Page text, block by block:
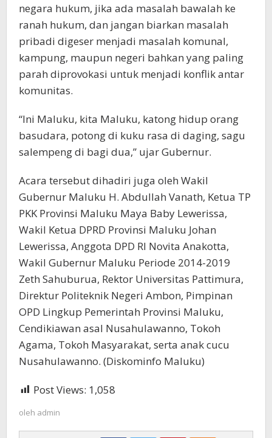
negara hukum, jika ada masalah bawalah ke
ranah hukum, dan jangan biarkan masalah
pribadi digeser menjadi masalah komunal,
kampung, maupun negeri bahkan yang paling
parah diprovokasi untuk menjadi konflik antar
komunitas.
“Ini Maluku, kita Maluku, katong hidup orang
basudara, potong di kuku rasa di daging, sagu
salempeng di bagi dua,” ujar Gubernur.
Acara tersebut dihadiri juga oleh Wakil
Gubernur Maluku H. Abdullah Vanath, Ketua TP
PKK Provinsi Maluku Maya Baby Lewerissa,
Wakil Ketua DPRD Provinsi Maluku Johan
Lewerissa, Anggota DPD RI Novita Anakotta,
Wakil Gubernur Maluku Periode 2014-2019
Zeth Sahuburua, Rektor Universitas Pattimura,
Direktur Politeknik Negeri Ambon, Pimpinan
OPD Lingkup Pemerintah Provinsi Maluku,
Cendikiawan asal Nusahulawanno, Tokoh
Agama, Tokoh Masyarakat, serta anak cucu
Nusahulawanno. (Diskominfo Maluku)
Post Views: 1,058
oleh admin